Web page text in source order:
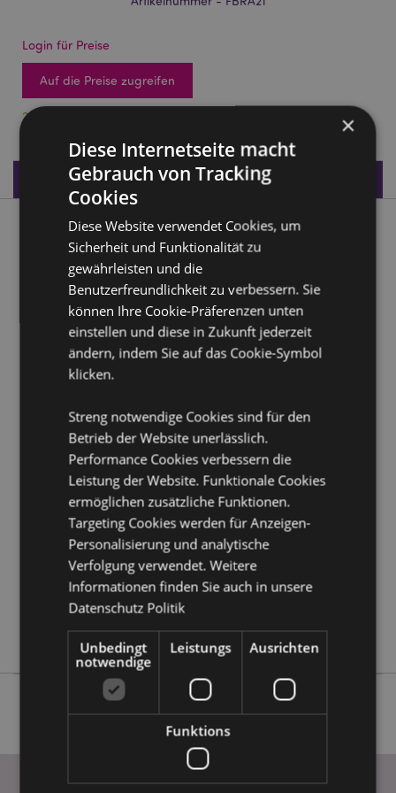
Login für Preise
Auf die Preise zugreifen
2076 auf Lager
Produktdaten
Produktbeschreibung
Grob Gewebte Freundschaftsarmbänder
Material: Polyester, Harz, Metal (Zinklegierung)
Produkttressourcen:
Möchten Sie mehr über den Einkauf bei Puckator
Produktattribute
Information
Länge 18cm
1008
0.006000
Keine
Keine
Keine
×
Diese Internetseite macht
Gebrauch von Tracking
Cookies
Diese Website verwendet Cookies, um
Sicherheit und Funktionalität zu
gewährleisten und die
Benutzerfreundlichkeit zu verbessern. Sie
können Ihre Cookie-Präferenzen unten
einstellen und diese in Zukunft jederzeit
ändern, indem Sie auf das Cookie-Symbol
klicken.
Streng notwendige Cookies sind für den
Betrieb der Website unerlässlich.
Performance Cookies verbessern die
Leistung der Website. Funktionale Cookies
ermöglichen zusätzliche Funktionen.
Targeting Cookies werden für Anzeigen-
Personalisierung und analytische
Verfolgung verwendet. Weitere
Informationen finden Sie auch in unsere
Datenschutz Politik
Unbedingt
notwendige
Leistungs Ausrichten
Funktions